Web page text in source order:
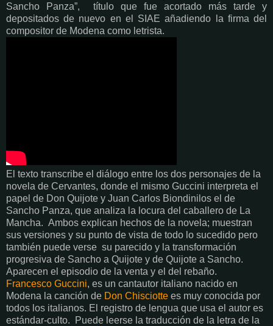
Sancho Panza”, título que fue acortado más tarde y
depositados de nuevo en el SIAE añadiendo la firma del
compositor de Modena como letrista.
El texto transcribe el diálogo entre los dos personajes de la
novela de Cervantes, donde el mismo Guccini interpreta el
papel de Don Quijote y Juan Carlos Biondinilos el de
Sancho Panza, que analiza la locura del caballero de La
Mancha. Ambos explican hechos de la novela; muestran
sus versiones y su punto de vista de todo lo sucedido pero
también puede verse su parecido y la transformación
progresiva de Sancho a Quijote y de Quijote a Sancho.
Aparecen el episodio de la venta y el del rebaño.
Francesco Guccini, es un cantautor italiano nacido en
Modena la canción de Don Chisciotte es muy conocida por
todos los italianos. El registro de lengua que usa el autor es
estándar-culto.
Puede leerse la traducción de la letra de la